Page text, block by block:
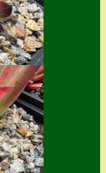
Kontakt
Mein Konto
Naturformen
S. x nixonii
Semps die ich
suche
Semps von A – Z
Shop